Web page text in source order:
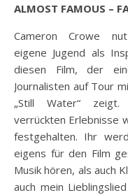
ALMOST FAMOUS –
Cameron Crowe
eigene Jugend als
diesen Film, der
Journalisten auf Tour
„Still Water“
verrückten Erlebnisse
festgehalten. Ihr
eigens für den Film
Musik hören, als auch
auch mein